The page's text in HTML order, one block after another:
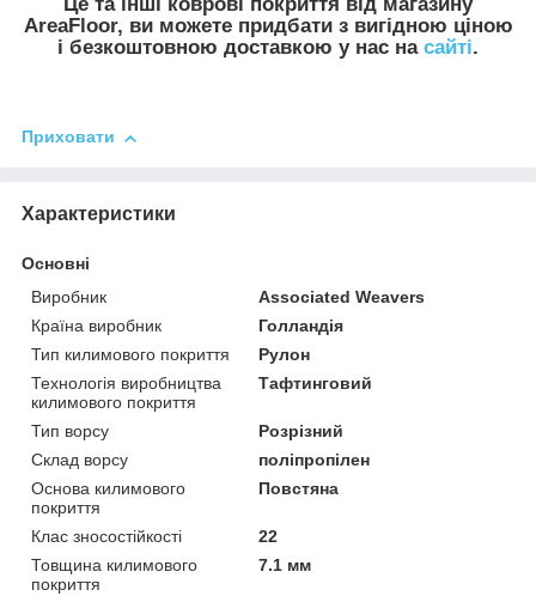
AreaFloor, ви можете придбати з вигідною ціною
і безкоштовною доставкою у нас на сайті.
Приховати
Характеристики
Основні
Виробник
Associated Weavers
Країна виробник
Голландія
Тип килимового покриття
Рулон
Технологія виробництва
килимового покриття
Тафтинговий
Тип ворсу
Розрізний
Склад ворсу
поліпропілен
Основа килимового
покриття
Повстяна
Клас зносостійкості
22
Товщина килимового
покриття
7.1 мм